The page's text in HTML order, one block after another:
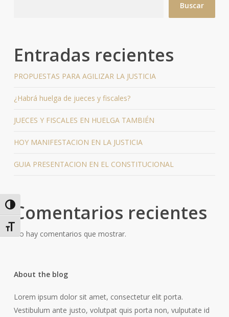
Alternar alto contraste
Alternar tamaño de letra
Buscar
Entradas recientes
PROPUESTAS PARA AGILIZAR LA JUSTICIA
¿Habrá huelga de jueces y fiscales?
JUECES Y FISCALES EN HUELGA TAMBIÉN
HOY MANIFESTACION EN LA JUSTICIA
GUIA PRESENTACION EN EL CONSTITUCIONAL
Comentarios recientes
No hay comentarios que mostrar.
About the blog
Lorem ipsum dolor sit amet, consectetur elit porta.
Vestibulum ante justo, volutpat quis porta non, vulputate id